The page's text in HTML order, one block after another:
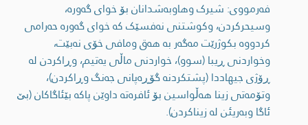
فەرمووی: شیرک وهاوبەشدانان بۆ خوای گەورە،
وسیحرکردن، وکوشتنی نەفسێک کە خوای گەورە حەرامی
کردووە بکوژرێت مەگەر بە هەق ومافی خۆی نەبێت،
وخواردنی ڕیبا (سوو)، خواردنی ماڵی یەتیم، وڕاکردن لە
ڕۆژی جیهاددا (پشتکردنە گۆڕەپانی جەنگ وڕاکردن)،
وتۆمەتی زینا هەڵواسین بۆ ئافرەتە داوێن پاکە بێئاگاکان (بێ
ئاگا وبەریئن لە زیناکردن).